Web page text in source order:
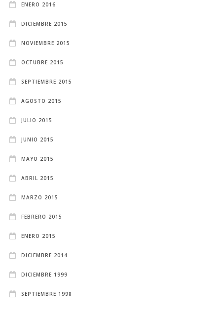
ENERO 2016
DICIEMBRE 2015
NOVIEMBRE 2015
OCTUBRE 2015
SEPTIEMBRE 2015
AGOSTO 2015
JULIO 2015
JUNIO 2015
MAYO 2015
ABRIL 2015
MARZO 2015
FEBRERO 2015
ENERO 2015
DICIEMBRE 2014
DICIEMBRE 1999
SEPTIEMBRE 1998